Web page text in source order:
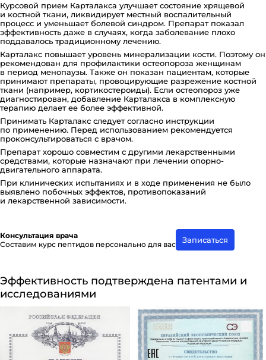
Курсовой прием Карталакса улучшает состояние хрящевой
и костной ткани, ликвидирует местный воспалительный
процесс и уменьшает болевой синдром. Препарат показал
эффективность даже в случаях, когда заболевание плохо
поддавалось традиционному лечению.
Карталакс повышает уровень минерализации кости. Поэтому он
рекомендован для профилактики остеопороза женщинам
в период менопаузы. Также он показан пациентам, которые
принимают препараты, провоцирующие разрежение костной
ткани (например, кортикостероиды). Если остеопороз уже
диагностирован, добавление Карталакса в комплексную
терапию делает ее более эффективной.
Принимать Карталакс следует согласно инструкции
по применению. Перед использованием рекомендуется
проконсультироваться с врачом.
Препарат хорошо совместим с другими лекарственными
средствами, которые назначают при лечении опорно-
двигательного аппарата.
При клинических испытаниях и в ходе применения не было
выявлено побочных эффектов, противопоказаний
и лекарственной зависимости.
Консультация врача
Составим курс пептидов персонально для вас
Записаться
Эффективность подтверждена патентами и
исследованиями